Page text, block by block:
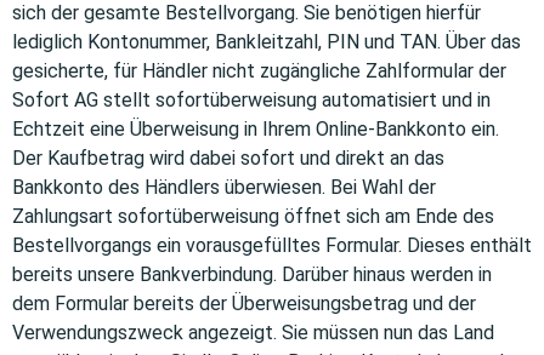
sich der gesamte Bestellvorgang. Sie benötigen hierfür
lediglich Kontonummer, Bankleitzahl, PIN und TAN. Über das
gesicherte, für Händler nicht zugängliche Zahlformular der
Sofort AG stellt sofortüberweisung automatisiert und in
Echtzeit eine Überweisung in Ihrem Online-Bankkonto ein.
Der Kaufbetrag wird dabei sofort und direkt an das
Bankkonto des Händlers überwiesen. Bei Wahl der
Zahlungsart sofortüberweisung öffnet sich am Ende des
Bestellvorgangs ein vorausgefülltes Formular. Dieses enthält
bereits unsere Bankverbindung. Darüber hinaus werden in
dem Formular bereits der Überweisungsbetrag und der
Verwendungszweck angezeigt. Sie müssen nun das Land